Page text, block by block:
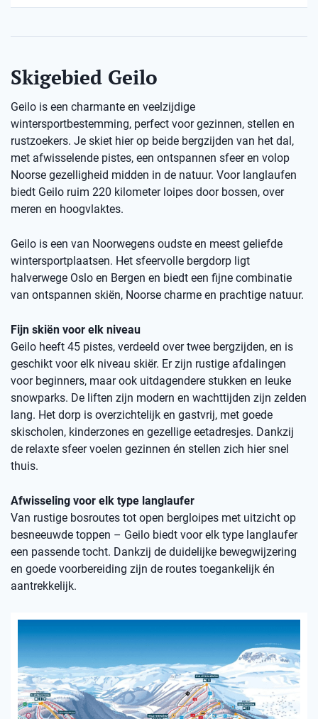
Skigebied Geilo
Geilo is een charmante en veelzijdige
wintersportbestemming, perfect voor gezinnen, stellen en
rustzoekers. Je skiet hier op beide bergzijden van het dal,
met afwisselende pistes, een ontspannen sfeer en volop
Noorse gezelligheid midden in de natuur. Voor langlaufen
biedt Geilo ruim 220 kilometer loipes door bossen, over
meren en hoogvlaktes.
Geilo is een van Noorwegens oudste en meest geliefde
wintersportplaatsen. Het sfeervolle bergdorp ligt
halverwege Oslo en Bergen en biedt een fijne combinatie
van ontspannen skiën, Noorse charme en prachtige natuur.
Fijn skiën voor elk niveau
Geilo heeft 45 pistes, verdeeld over twee bergzijden, en is
geschikt voor elk niveau skiër. Er zijn rustige afdalingen
voor beginners, maar ook uitdagendere stukken en leuke
snowparks. De liften zijn modern en wachttijden zijn zelden
lang. Het dorp is overzichtelijk en gastvrij, met goede
skischolen, kinderzones en gezellige eetadresjes. Dankzij
de relaxte sfeer voelen gezinnen én stellen zich hier snel
thuis.
Afwisseling voor elk type langlaufer
Van rustige bosroutes tot open bergloipes met uitzicht op
besneeuwde toppen – Geilo biedt voor elk type langlaufer
een passende tocht. Dankzij de duidelijke bewegwijzering
en goede voorbereiding zijn de routes toegankelijk én
aantrekkelijk.